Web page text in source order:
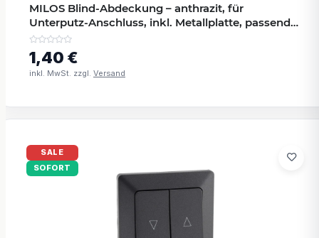
MILOS Blind-Abdeckung – anthrazit, für
Unterputz-Anschluss, inkl. Metallplatte, passend
für Mehrfach-Rahmen
1,40 €
inkl. MwSt. zzgl. Versand
SALE
SOFORT